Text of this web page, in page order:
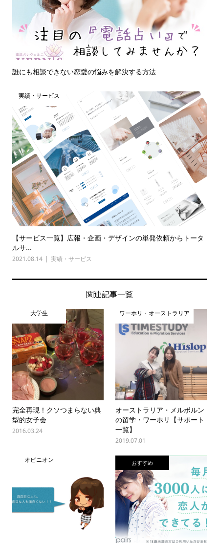
誰にも相談できない恋愛の悩みを解決する方法
実績・サービス
【サービス一覧】広報・企画・デザインの単発依頼からトータ
ルサ...
2021.08.14 実績・サービス
関連記事一覧
大学生
完全再現！クソつまらない典
型的女子会
2016.03.24
ワーホリ・オーストラリア
オーストラリア・メルボルン
の留学・ワーホリ【サポート
一覧】
2019.07.01
オピニオン おすすめ